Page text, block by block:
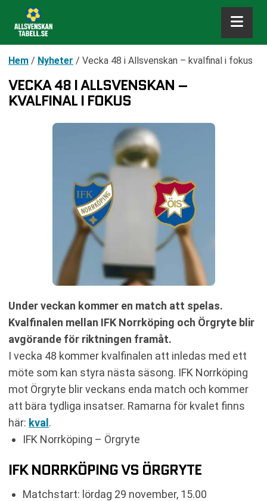
Hem / Nyheter / Vecka 48 i Allsvenskan – kvalfinal i fokus
VECKA 48 I ALLSVENSKAN –
KVALFINAL I FOKUS
Under veckan kommer en match att spelas.
Kvalfinalen mellan IFK Norrköping och Örgryte blir
avgörande för riktningen framåt.
I vecka 48 kommer kvalfinalen att inledas med ett
möte som kan styra nästa säsong. IFK Norrköping
mot Örgryte blir veckans enda match och kommer
att bära tydliga insatser. Ramarna för kvalet finns
här: kval .
IFK Norrköping – Örgryte
IFK NORRKÖPING VS ÖRGRYTE
Matchstart: lördag 29 november, 15.00